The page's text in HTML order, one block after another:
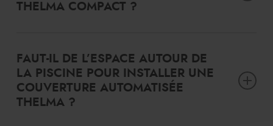
THELMA COMPACT ?
allant jusqu’à 6x3m et pour les piscines de moins de 10m²
FAUT-IL DE L’ESPACE AUTOUR DE
LA PISCINE POUR INSTALLER UNE
COUVERTURE AUTOMATISÉE
THELMA ?